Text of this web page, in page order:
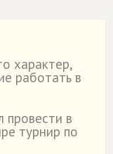
характер,
работать в
провести в
турнир по